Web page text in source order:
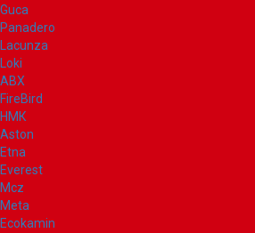
Guca
Panadero
Lacunza
Loki
ABX
FireBird
НМК
Aston
Etna
Everest
Mcz
Meta
Ecokamin